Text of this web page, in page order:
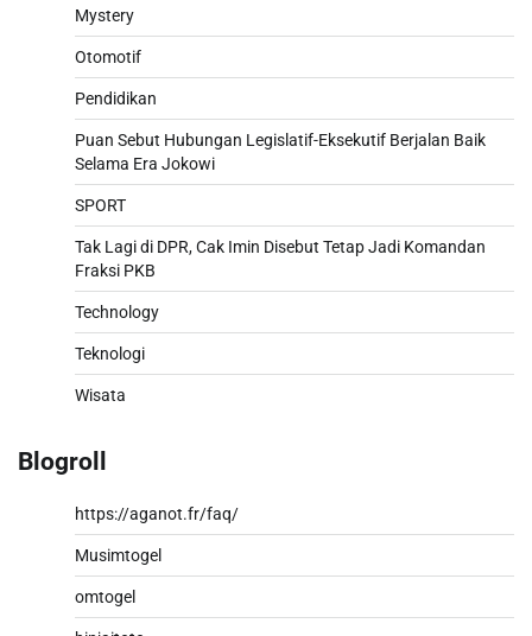
Mystery
Otomotif
Pendidikan
Puan Sebut Hubungan Legislatif-Eksekutif Berjalan Baik
Selama Era Jokowi
SPORT
Tak Lagi di DPR, Cak Imin Disebut Tetap Jadi Komandan
Fraksi PKB
Technology
Teknologi
Wisata
Blogroll
https://aganot.fr/faq/
Musimtogel
omtogel